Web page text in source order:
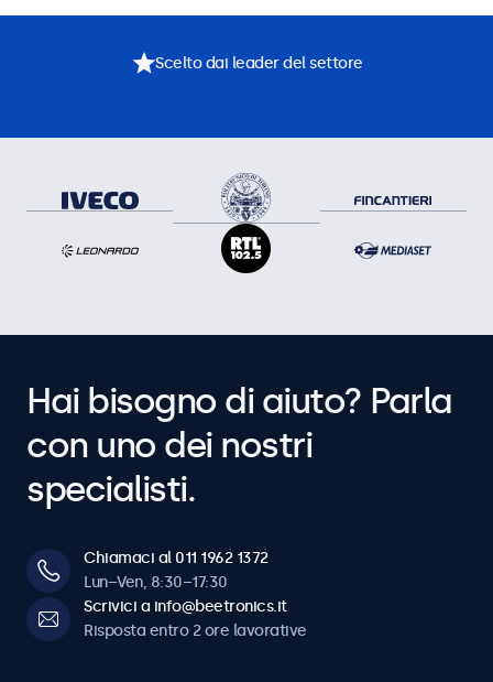
Scelto dai leader del settore
Hai bisogno di aiuto? Parla
con uno dei nostri
specialisti.
Chiamaci al 011 1962 1372
Lun–Ven, 8:30–17:30
Scrivici a info@beetronics.it
Risposta entro 2 ore lavorative